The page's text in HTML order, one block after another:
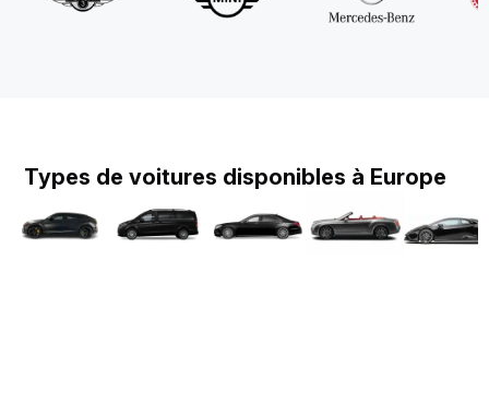
Types de voitures disponibles à Europe